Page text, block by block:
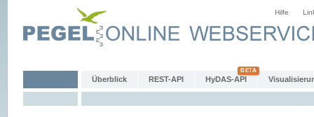
Hilfe
Überblick REST-API HyDAS-API